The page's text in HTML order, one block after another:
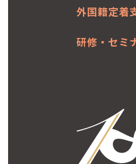
外国籍定着
研修・セミ